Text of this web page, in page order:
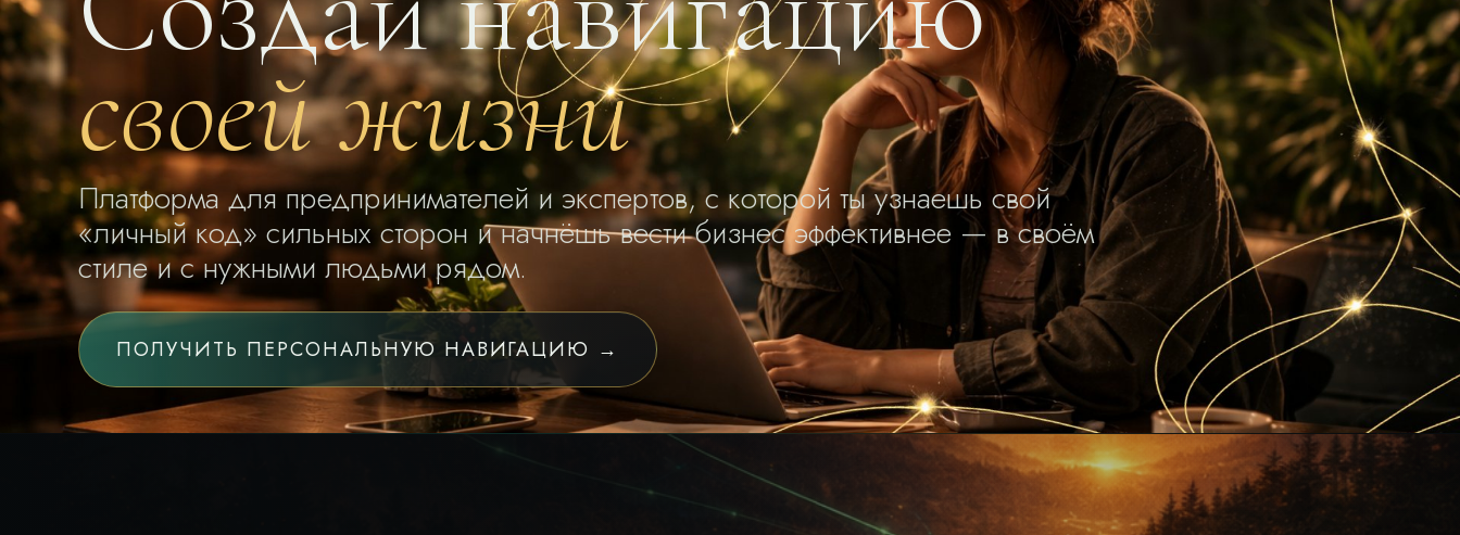
своей жизни
Платформа для предпринимателей и экспертов, с которой ты узнаешь свой
«личный код» сильных сторон и начнёшь вести бизнес эффективнее — в своём
стиле и с нужными людьми рядом.
ПОЛУЧИТЬ ПЕРСОНАЛЬНУЮ НАВИГАЦИЮ →